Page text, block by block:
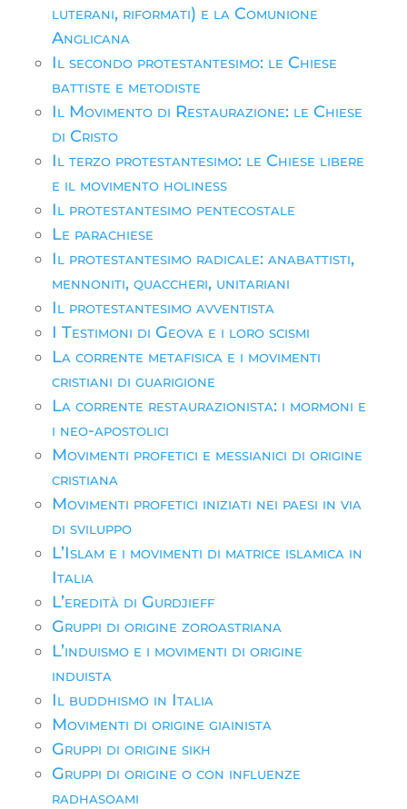
luterani, riformati) e la Comunione
Anglicana
Il secondo protestantesimo: le Chiese
battiste e metodiste
Il Movimento di Restaurazione: le Chiese
di Cristo
Il terzo protestantesimo: le Chiese libere
e il movimento holiness
Il protestantesimo pentecostale
Le parachiese
Il protestantesimo radicale: anabattisti,
mennoniti, quaccheri, unitariani
Il protestantesimo avventista
I Testimoni di Geova e i loro scismi
La corrente metafisica e i movimenti
cristiani di guarigione
La corrente restaurazionista: i mormoni e
i neo-apostolici
Movimenti profetici e messianici di origine
cristiana
Movimenti profetici iniziati nei paesi in via
di sviluppo
L’Islam e i movimenti di matrice islamica in
Italia
L’eredità di Gurdjieff
Gruppi di origine zoroastriana
L’induismo e i movimenti di origine
induista
Il buddhismo in Italia
Movimenti di origine giainista
Gruppi di origine sikh
Gruppi di origine o con influenze
radhasoami